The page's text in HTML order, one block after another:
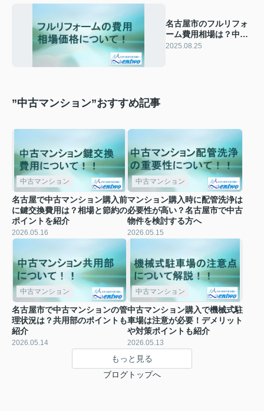
名古屋市のフルリフォ
ーム費用相場は？中古
マンション購入時の目
2025.08.25
”中古マンション”おすすめ記事
中古マンション
名古屋で中古マンション購入前
に鍵交換費用は？相場と節約の
ポイントを紹介
2026.05.16
中古マンション
マンション購入時に配管洗浄は
必要性が高い？名古屋市で中古
物件を検討する方へ
2026.05.15
中古マンション
名古屋市で中古マンションの管
理状況は？共用部のポイントも
紹介
2026.05.14
中古マンション
中古マンション購入で機械式駐
車場は注意が必要！デメリット
や対策ポイントも紹介
2026.05.13
もっと見る
ブログトップへ